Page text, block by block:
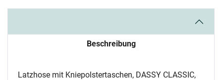
Beschreibung
Latzhose mit Kniepolstertaschen, DASSY CLASSIC,